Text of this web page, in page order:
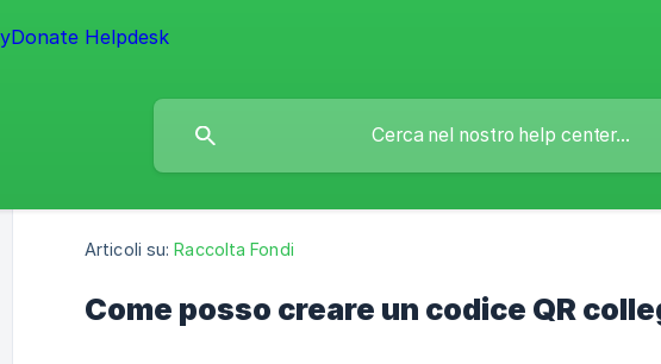
Articoli su: Raccolta Fondi
Come posso creare un codice QR